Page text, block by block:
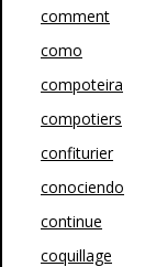
comment
como
compoteira
compotiers
confiturier
conociendo
continue
coquillage